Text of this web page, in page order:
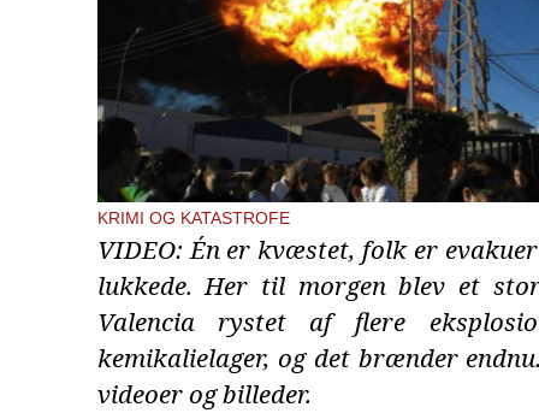
KRIMI OG KATASTROFE
VIDEO: Én er kvæstet, folk er
lukkede. Her til morgen blev et
Valencia rystet af flere
kemikalielager, og det brænder
videoer og billeder.